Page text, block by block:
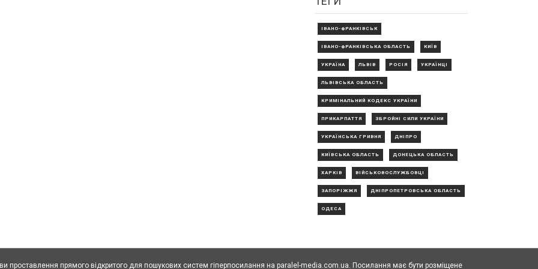
ІВАНО-ФРАНКІВСЬК
ІВАНО-ФРАНКІВСЬКА ОБЛАСТЬ КИЇВ
УКРАЇНА ЛЬВІВ РОСІЯ УКРАЇНЦІ
ЛЬВІВСЬКА ОБЛАСТЬ
КРИМІНАЛЬНИЙ КОДЕКС УКРАЇНИ
ПРИКАРПАТТЯ ЗБРОЙНІ СИЛИ УКРАЇНИ
УКРАЇНСЬКА ГРИВНЯ ДНІПРО
КИЇВСЬКА ОБЛАСТЬ ДОНЕЦЬКА ОБЛАСТЬ
ХАРКІВ ВІЙСЬКОВОСЛУЖБОВЦІ
ЗАПОРІЖЖЯ ДНІПРОПЕТРОВСЬКА ОБЛАСТЬ
ОДЕСА
проставлення прямого відкритого для пошукових систем гіперпосилання на paralel-media.com.ua. Посилання має бути розміщене